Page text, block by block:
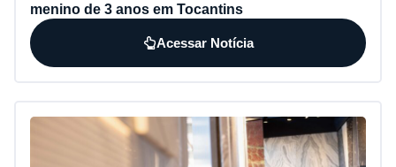
menino de 3 anos em Tocantins
Acessar Notícia